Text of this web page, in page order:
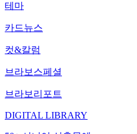
테마
카드뉴스
컷&칼럼
브라보스페셜
브라보리포트
DIGITAL LIBRARY